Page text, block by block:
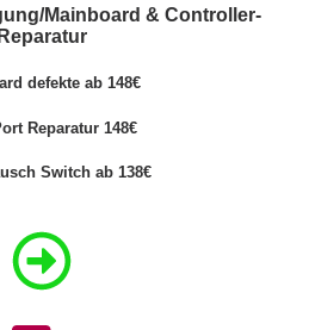
Mainboard & Controller-
Reparatur
defekte ab 148€
Reparatur 148€
Switch ab 138€